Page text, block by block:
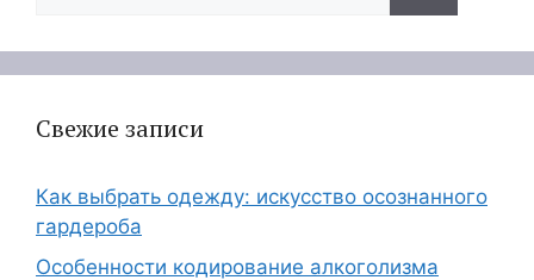
Свежие записи
Как выбрать одежду: искусство осознанного
гардероба
Особенности кодирование алкоголизма